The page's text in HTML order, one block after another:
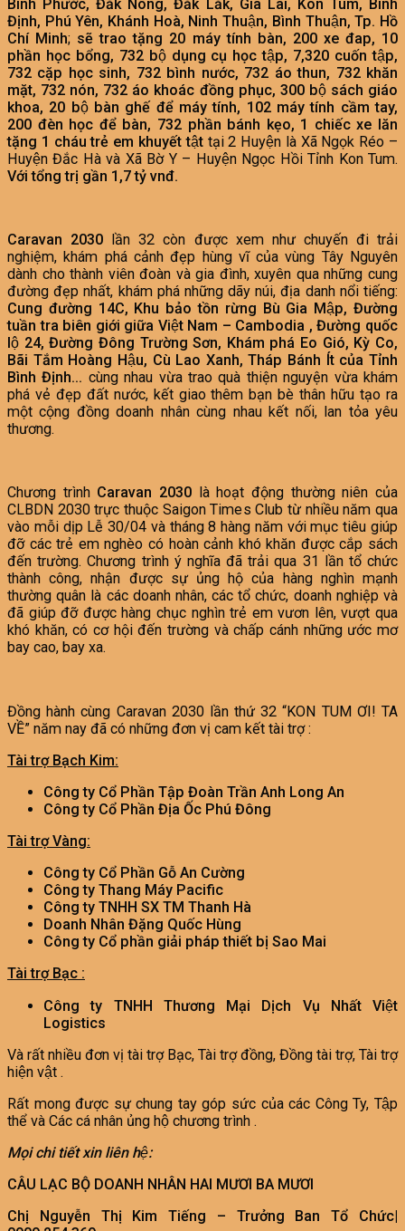
Bình Phước, Đắk Nông, Đắk Lắk, Gia Lai, Kon Tum, Bình
Định, Phú Yên, Khánh Hoà, Ninh Thuận, Bình Thuận, Tp. Hồ
Chí Minh; sẽ trao tặng 20 máy tính bàn, 200 xe đap, 10
phần học bổng, 732 bộ dụng cụ học tập, 7,320 cuốn tập,
732 cặp học sinh, 732 bình nước, 732 áo thun, 732 khăn
mặt, 732 nón, 732 áo khoác đồng phục, 300 bộ sách giáo
khoa, 20 bộ bàn ghế để máy tính, 102 máy tính cầm tay,
200 đèn học để bàn, 732 phần bánh kẹo, 1 chiếc xe lăn
tặng 1 cháu trẻ em khuyết tật tại 2 Huyện là Xã Ngọk Réo –
Huyện Đắc Hà và Xã Bờ Y – Huyện Ngọc Hồi Tỉnh Kon Tum.
Với tổng trị gần 1,7 tỷ vnđ.
Caravan 2030 lần 32 còn được xem như chuyến đi trải
nghiệm, khám phá cảnh đẹp hùng vĩ của vùng Tây Nguyên
dành cho thành viên đoàn và gia đình, xuyên qua những cung
đường đẹp nhất, khám phá những dãy núi, địa danh nổi tiếng:
Cung đường 14C, Khu bảo tồn rừng Bù Gia Mập, Đường
tuần tra biên giới giữa Việt Nam – Cambodia , Đường quốc
lộ 24, Đường Đông Trường Sơn, Khám phá Eo Gió, Kỳ Co,
Bãi Tắm Hoàng Hậu, Cù Lao Xanh, Tháp Bánh Ít của Tỉnh
Bình Định… cùng nhau vừa trao quà thiện nguyện vừa khám
phá vẻ đẹp đất nước, kết giao thêm bạn bè thân hữu tạo ra
một cộng đồng doanh nhân cùng nhau kết nối, lan tỏa yêu
thương.
Chương trình Caravan 2030 là hoạt động thường niên của
CLBDN 2030 trực thuộc Saigon Times Club từ nhiều năm qua
vào mỗi dịp Lễ 30/04 và tháng 8 hàng năm với mục tiêu giúp
đỡ các trẻ em nghèo có hoàn cảnh khó khăn được cắp sách
đến trường. Chương trình ý nghĩa đã trải qua 31 lần tổ chức
thành công, nhận được sự ủng hộ của hàng nghìn mạnh
thường quân là các doanh nhân, các tổ chức, doanh nghiệp và
đã giúp đỡ được hàng chục nghìn trẻ em vươn lên, vượt qua
khó khăn, có cơ hội đến trường và chấp cánh những ước mơ
bay cao, bay xa.
Đồng hành cùng Caravan 2030 lần thứ 32 “KON TUM ƠI! TA
VỀ” năm nay đã có những đơn vị cam kết tài trợ :
Tài trợ Bạch Kim:
Công ty Cổ Phần Tập Đoàn Trần Anh Long An
Công ty Cổ Phần Địa Ốc Phú Đông
Tài trợ Vàng:
Công ty Cổ Phần Gỗ An Cường
Công ty Thang Máy Pacific
Công ty TNHH SX TM Thanh Hà
Doanh Nhân Đặng Quốc Hùng
Công ty Cổ phần giải pháp thiết bị Sao Mai
Tài trợ Bạc :
Công ty TNHH Thương Mại Dịch Vụ Nhất Việt
Logistics
Và rất nhiều đơn vị tài trợ Bạc, Tài trợ đồng, Đồng tài trợ, Tài trợ
hiện vật .
Rất mong được sự chung tay góp sức của các Công Ty, Tập
thể và Các cá nhân ủng hộ chương trình .
Mọi chi tiết xin liên hệ:
CÂU LẠC BỘ DOANH NHÂN HAI MƯƠI BA MƯƠI
Chị Nguyễn Thị Kim Tiếng – Trưởng Ban Tổ Chức|